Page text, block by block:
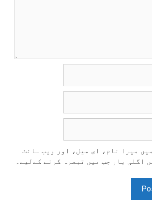
میرا نام، ای میل، اور ویب سائٹ
اگلی بار جب میں تبصرہ کرنے کےلیے۔